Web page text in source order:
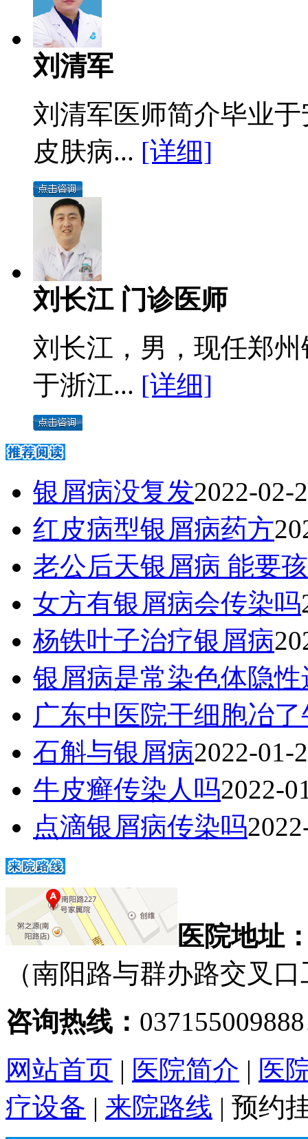
刘清军
刘清军医师简介毕业
皮肤病... [详细]
刘长江 门诊医师
刘长江，男，现任郑
于浙江... [详细]
银屑病没复发2022-02-
红皮病型银屑病药方
老公后天银屑病 能要
女方有银屑病会传染吗
杨铁叶子治疗银屑病
银屑病是常染色体隐性
广东中医院干细胞冶
石斛与银屑病2022-01-
牛皮癣传染人吗2022-
点滴银屑病传染吗
医院地址
（南阳路与群办路交叉
咨询热线：
网站首页 | 医院简介 | 医
疗设备 | 来院路线 | 预约